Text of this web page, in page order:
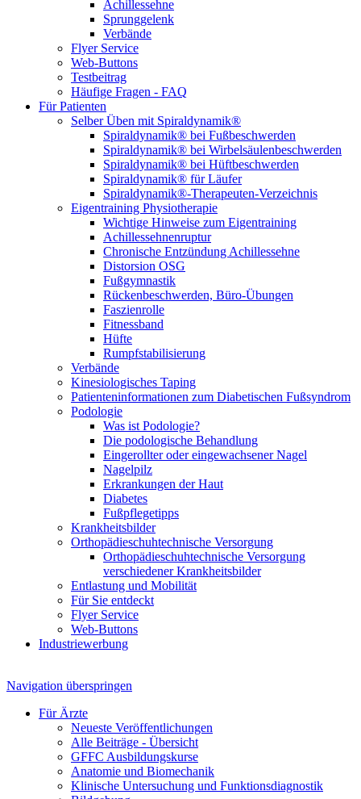
Achillessehne
Sprunggelenk
Verbände
Flyer Service
Web-Buttons
Testbeitrag
Häufige Fragen - FAQ
Für Patienten
Selber Üben mit Spiraldynamik®
Spiraldynamik® bei Fußbeschwerden
Spiraldynamik® bei Wirbelsäulen­beschwerden
Spiraldynamik® bei Hüftbeschwerden
Spiraldynamik® für Läufer
Spiraldynamik®-Therapeuten-Verzeichnis
Eigentraining Physiotherapie
Wichtige Hinweise zum Eigentraining
Achillessehnenruptur
Chronische Entzündung Achillessehne
Distorsion OSG
Fußgymnastik
Rückenbeschwerden, Büro-Übungen
Faszienrolle
Fitnessband
Hüfte
Rumpfstabilisierung
Verbände
Kinesiologisches Taping
Patienteninformationen zum Diabetischen Fußsyndrom
Podologie
Was ist Podologie?
Die podologische Behandlung
Eingerollter oder eingewachsener Nagel
Nagelpilz
Erkrankungen der Haut
Diabetes
Fußpflegetipps
Krankheitsbilder
Orthopädieschuhtechnische Versorgung
Orthopädieschuhtechnische Versorgung
verschiedener Krankheitsbilder
Entlastung und Mobilität
Für Sie entdeckt
Flyer Service
Web-Buttons
Industriewerbung
Navigation überspringen
Für Ärzte
Neueste Veröffentlichungen
Alle Beiträge - Übersicht
GFFC Ausbildungskurse
Anatomie und Biomechanik
Klinische Untersuchung und Funktionsdiagnostik